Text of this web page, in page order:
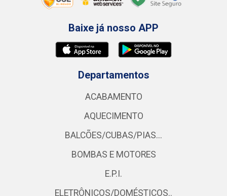
Baixe já nosso APP
Departamentos
ACABAMENTO
AQUECIMENTO
BALCÕES/CUBAS/PIAS...
BOMBAS E MOTORES
E.P.I.
ELETRÔNICOS/DOMÉSTICOS..